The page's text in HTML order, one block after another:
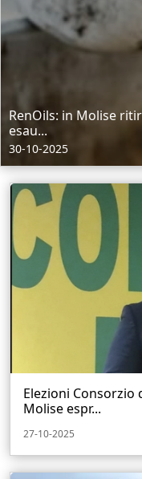
RenOils: in Molise
esau...
30-10-2025
Elezioni
Molise espr...
27-10-2025